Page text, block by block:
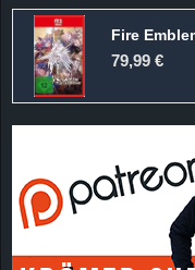
Fire
79,99 €